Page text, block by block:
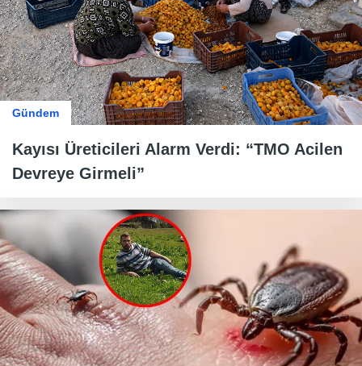
Gündem
Kayısı Üreticileri Alarm Verdi: “TMO Acilen
Devreye Girmeli”